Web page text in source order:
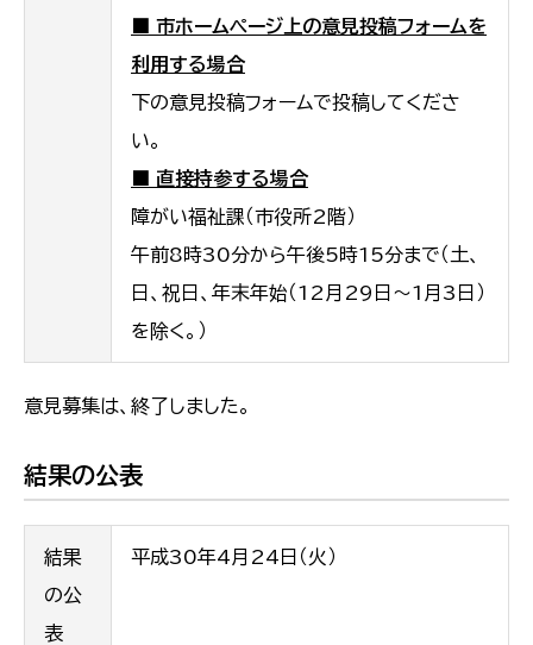
■ 市ホームページ上の意見投稿フォームを
利用する場合
下の意見投稿フォームで投稿してくださ
い。
■ 直接持参する場合
障がい福祉課（市役所2階）
午前8時30分から午後5時15分まで（土、
日、祝日、年末年始（12月29日～1月3日）
を除く。）
意見募集は、終了しました。
結果の公表
結果
の公
表
平成30年4月24日（火）